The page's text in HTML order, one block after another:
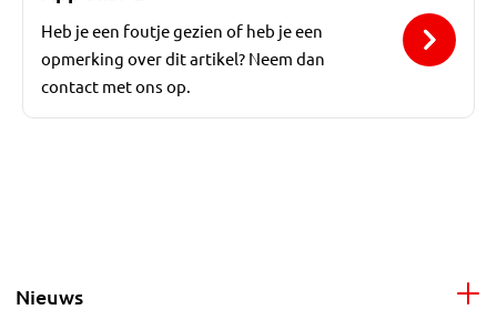
Heb je een foutje gezien of heb je een
opmerking over dit artikel? Neem dan
contact met ons op.
Nieuws